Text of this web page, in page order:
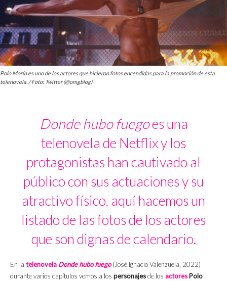
Polo Morín es uno de los actores que hicieron fotos encendidas para la promoción de esta
telenovela. / Foto: Twitter (@omgblog)
Donde hubo fuegoes una
telenovela de Netflix y los
protagonistas han cautivado al
público con sus actuaciones y su
atractivo físico, aquí hacemos un
listado de las fotos de los actores
que son dignas de calendario.
En la telenovela Donde hubo fuego (José Ignacio Valenzuela, 2022)
durante varios capítulos vemos a los personajesde los actores Polo